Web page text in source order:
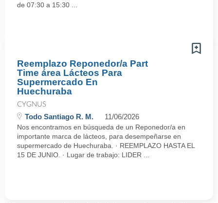
de 07:30 a 15:30 ...
Reemplazo Reponedor/a Part
Time área Lácteos Para
Supermercado En
Huechuraba
CYGNUS
Todo Santiago R. M. 11/06/2026
Nos encontramos en búsqueda de un Reponedor/a en
importante marca de lácteos, para desempeñarse en
supermercado de Huechuraba. · REEMPLAZO HASTA EL
15 DE JUNIO. · Lugar de trabajo: LIDER ...